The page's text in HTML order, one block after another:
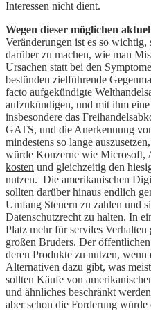
Interessen nicht dient.
Wegen dieser möglichen
Veränderungen ist es so
darüber zu machen, wie man
Ursachen statt bei den
bestünden zielführende
facto aufgekündigte
aufzukündigen, und mit ihm
insbesondere das
GATS, und die Anerkennung
mindestens so lange
würde Konzerne wie Microsoft,
kosten und gleichzeitig den
nutzen. Die amerikanischen
sollten darüber hinaus endlich
Umfang Steuern zu zahlen und
Datenschutzrecht zu halten. In
Platz mehr für serviles Verhalten
großen Bruders. Der
deren Produkte zu nutzen, wenn
Alternativen dazu gibt, was
sollten Käufe von
und ähnliches beschränkt
aber schon die Forderung würde